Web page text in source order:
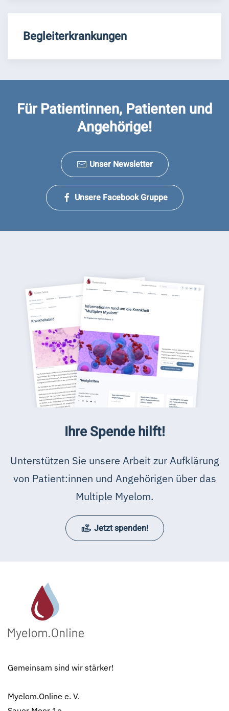
Begleiterkrankungen
Für Patientinnen, Patienten und
Angehörige!
Unser Newsletter
Unsere Facebook Gruppe
Ihre Spende hilft!
Unterstützen Sie unsere Arbeit zur Aufklärung
von Patient:innen und Angehörigen über das
Multiple Myelom.
Jetzt spenden!
Gemeinsam sind wir stärker!
Myelom.Online e. V.